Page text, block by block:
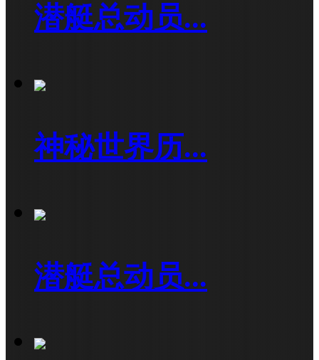
潜艇总动员...
神秘世界历...
潜艇总动员...